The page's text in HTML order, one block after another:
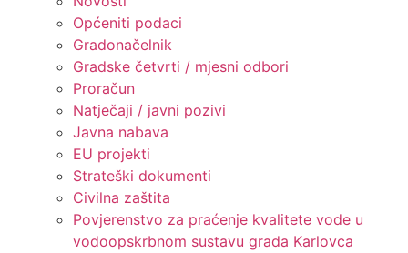
Općeniti podaci
Gradonačelnik
Gradske četvrti / mjesni odbori
Proračun
Natječaji / javni pozivi
Javna nabava
EU projekti
Strateški dokumenti
Civilna zaštita
Povjerenstvo za praćenje kvalitete vode u
vodoopskrbnom sustavu grada Karlovca